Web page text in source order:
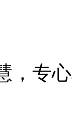
，专